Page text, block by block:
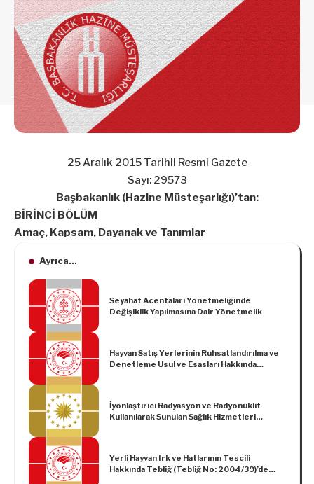
25 Aralık 2015 Tarihli Resmi Gazete
Sayı: 29573
Başbakanlık (Hazine Müsteşarlığı)’tan:
BİRİNCİ BÖLÜM
Amaç, Kapsam, Dayanak ve Tanımlar
Ayrıca...
Seyahat Acentaları Yönetmeliğinde
Değişiklik Yapılmasına Dair Yönetmelik
Hayvan Satış Yerlerinin Ruhsatlandırılma ve
Denetleme Usul ve Esasları Hakkında
İyonlaştırıcı Radyasyon ve Radyonüklit
Kullanılarak Sunulan Sağlık Hizmetleri
Yerli Hayvan Irk ve Hatlarının Tescili
Hakkında Tebliğ (Tebliğ No: 2004/39)’de